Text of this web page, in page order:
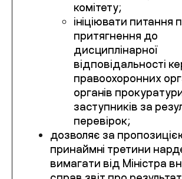
комітету;
ініціювати питання
притягнення до
дисциплінарної
відповідальності
правоохоронних
органів
заступників за
перевірок;
дозволяє за
принаймні третини
вимагати від Міністра